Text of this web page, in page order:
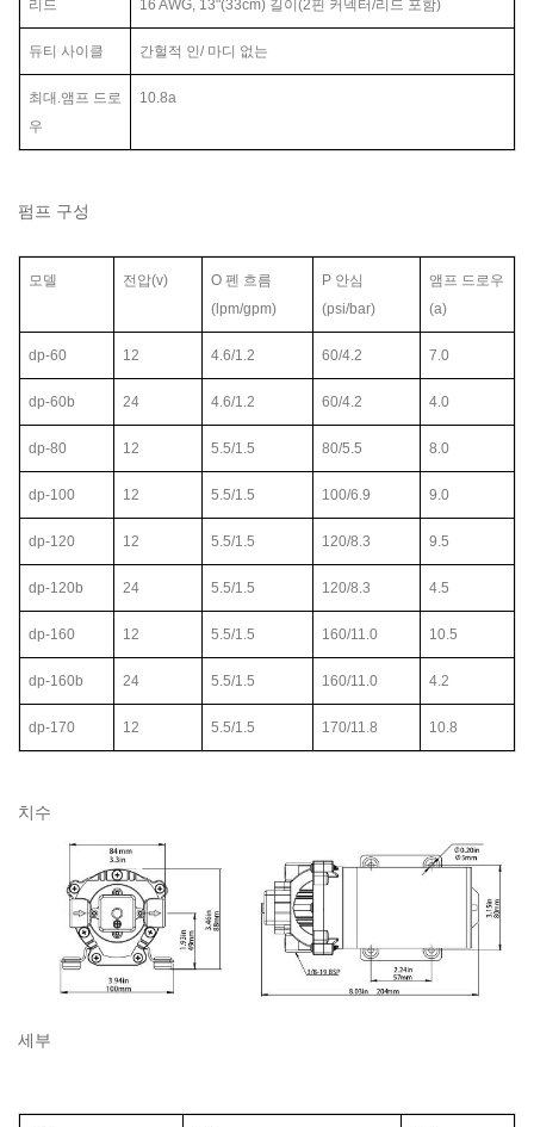
리드 16 AWG, 13"(33cm) 길이(2핀 커넥터/리드 포함)
듀티 사이클 간헐적 인/ 마디 없는
최대.앰프 드로
우
10.8a
펌프 구성
모델 전압(v) O 펜 흐름
(lpm/gpm)
P 안심
(psi/bar)
앰프 드로우
(a)
dp-60 12 4.6/1.2 60/4.2 7.0
dp-60b 24 4.6/1.2 60/4.2 4.0
dp-80 12 5.5/1.5 80/5.5 8.0
dp-100 12 5.5/1.5 100/6.9 9.0
dp-120 12 5.5/1.5 120/8.3 9.5
dp-120b 24 5.5/1.5 120/8.3 4.5
dp-160 12 5.5/1.5 160/11.0 10.5
dp-160b 24 5.5/1.5 160/11.0 4.2
dp-170 12 5.5/1.5 170/11.8 10.8
치수
세부